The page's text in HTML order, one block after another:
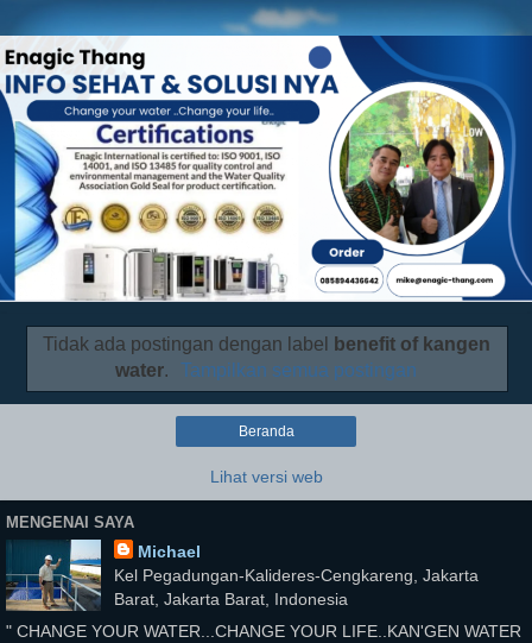
Tidak ada postingan dengan label
benefit of kangen
water. Tampilkan semua postingan
Beranda
Lihat versi web
MENGENAI SAYA
Michael
Kel Pegadungan-Kalideres-Cengkareng, Jakarta
Barat, Jakarta Barat, Indonesia
" CHANGE YOUR WATER...CHANGE YOUR LIFE..KAN'GEN WATER